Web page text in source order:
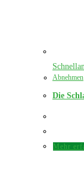
Abnehmen
Die
Mehr